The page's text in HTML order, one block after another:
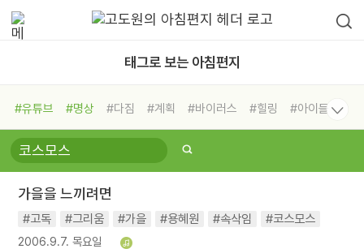
태그로 보는 아침편지
#유튜브 #명상 #다짐 #계획 #바이러스 #힐링
#아이들
#비전캠프
#독서캠프 #삶
#희망
#나눔 #친구 #링컨학교
#독서
#건강 #면역력
가을을 느끼려면
#고독 #그리움 #가을 #용혜원 #속삭임 #코스모스
2006.9.7. 목요일